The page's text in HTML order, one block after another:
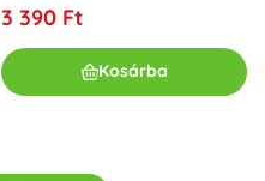
3 390 Ft
Kosárba